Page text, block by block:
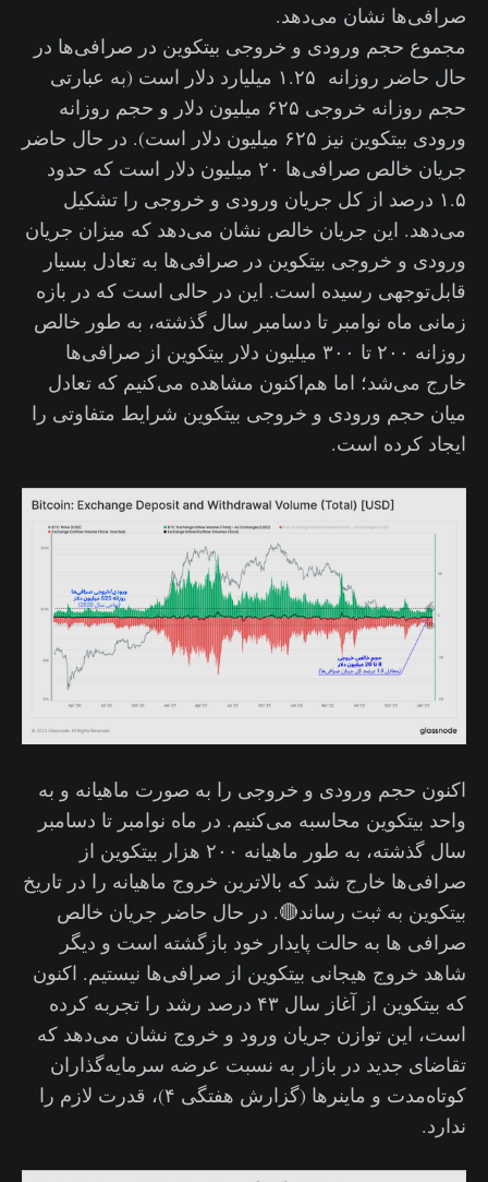
صرافی‌ها نشان می‌دهد.
مجموع حجم ورودی و خروجی بیتکوین در صرافی‌ها در
حال حاضر روزانه ۱.۲۵ میلیارد دلار است (به عبارتی
حجم روزانه خروجی ۶۲۵ میلیون دلار و حجم روزانه
ورودی بیتکوین نیز ۶۲۵ میلیون دلار است). در حال حاضر
جریان خالص صرافی‌ها ۲۰ میلیون دلار است که حدود
۱.۵ درصد از کل جریان ورودی و خروجی را تشکیل
می‌دهد. این جریان خالص نشان می‌دهد که میزان جریان
ورودی و خروجی بیتکوین در صرافی‌ها به تعادل بسیار
قابل‌توجهی رسیده است. این در حالی است که در بازه
زمانی ماه نوامبر تا دسامبر سال گذشته، به طور خالص
روزانه ۲۰۰ تا ۳۰۰ میلیون دلار بیتکوین از صرافی‌ها
خارج می‌شد؛ اما هم‌اکنون مشاهده می‌کنیم که تعادل
میان حجم ورودی و خروجی بیتکوین شرایط متفاوتی را
ایجاد کرده است.
اکنون حجم ورودی و خروجی را به صورت ماهیانه و به
واحد بیتکوین محاسبه می‌کنیم. در ماه نوامبر تا دسامبر
سال گذشته، به طور ماهیانه ۲۰۰ هزار بیتکوین از
صرافی‌ها خارج شد که بالاترین خروج ماهیانه را در تاریخ
بیتکوین به ثبت رساند🔴. در حال حاضر جریان خالص
صرافی ها به حالت پایدار خود بازگشته است و دیگر
شاهد خروج هیجانی بیتکوین از صرافی‌ها نیستیم. اکنون
که بیتکوین از آغاز سال ۴۳ درصد رشد را تجربه کرده
است، این توازن جریان ورود و خروج نشان می‌دهد که
تقاضای جدید در بازار به نسبت عرضه سرمایه‌گذاران
کوتاه‌مدت و ماینرها (گزارش هفتگی ۴)، قدرت لازم را
ندارد.